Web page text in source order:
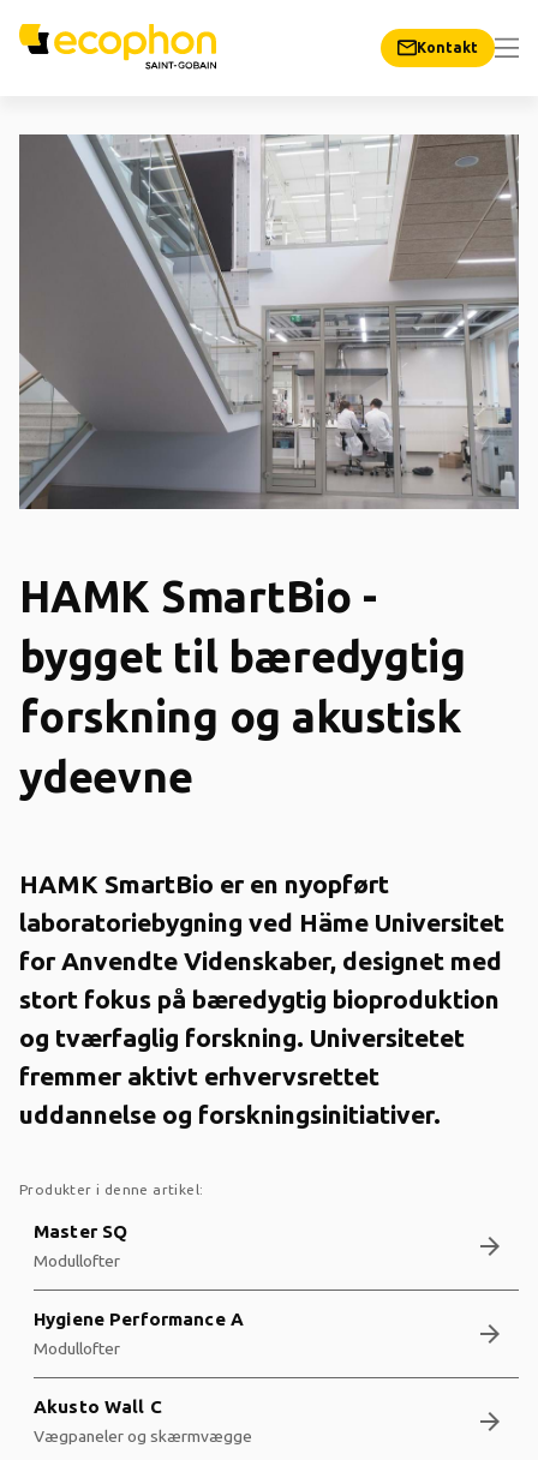
Kontakt
HAMK SmartBio -
bygget til bæredygtig
forskning og akustisk
ydeevne
HAMK SmartBio er en nyopført
laboratoriebygning ved Häme Universitet
for Anvendte Videnskaber, designet med
stort fokus på bæredygtig bioproduktion
og tværfaglig forskning. Universitetet
fremmer aktivt erhvervsrettet
uddannelse og forskningsinitiativer.
Produkter i denne artikel:
Master SQ
Modullofter arrow_forward
Hygiene Performance A
Modullofter arrow_forward
Akusto Wall C
Vægpaneler og skærmvægge arrow_forward